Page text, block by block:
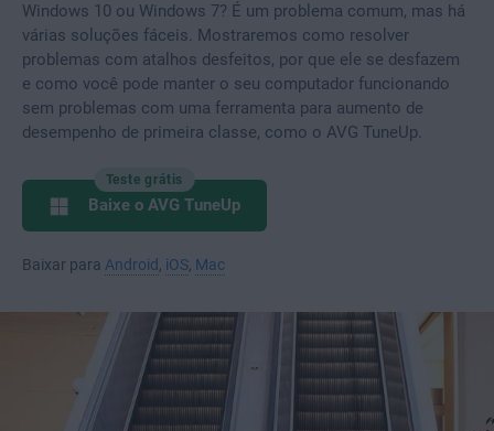
Windows 10 ou Windows 7? É um problema comum, mas há
várias soluções fáceis. Mostraremos como resolver
problemas com atalhos desfeitos, por que ele se desfazem
e como você pode manter o seu computador funcionando
sem problemas com uma ferramenta para aumento de
desempenho de primeira classe, como o AVG TuneUp.
Teste grátis
Baixe o AVG TuneUp
Baixar para Android iOS Mac